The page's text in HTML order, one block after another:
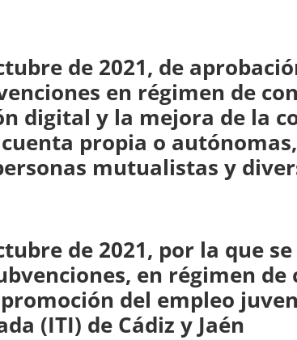
de 2021, de
en régimen de
digital y la mejora de la
propia o
mutualistas y
de 2021, por la que
en régimen
del empleo
(ITI) de Cádiz y Jaén